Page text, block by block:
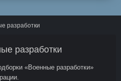
разработки
разработки
«Военные разработки»